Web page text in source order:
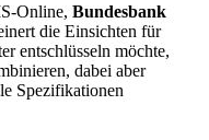
Online, Bundesbank
die Einsichten für
entschlüsseln möchte,
dabei aber
Spezifikationen